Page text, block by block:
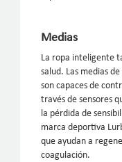
Medias
La ropa inteligente
salud. Las medias
son capaces de
través de sensores
la pérdida de
marca deportiva
que ayudan a
coagulación.